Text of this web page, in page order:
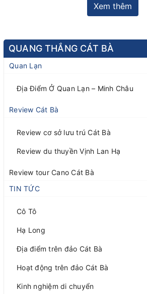
Xem thêm
QUANG THẮNG CÁT BÀ
Quan Lạn
Địa Điểm Ở Quan Lạn – Minh Châu
Review Cát Bà
Review cơ sở lưu trú Cát Bà
Review du thuyền Vịnh Lan Hạ
Review tour Cano Cát Bà
TIN TỨC
Cô Tô
Hạ Long
Địa điểm trên đảo Cát Bà
Hoạt động trên đảo Cát Bà
Kinh nghiệm di chuyển